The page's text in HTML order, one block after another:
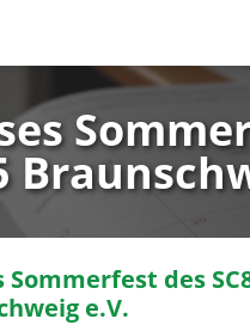
Sommerfest des
e.V.